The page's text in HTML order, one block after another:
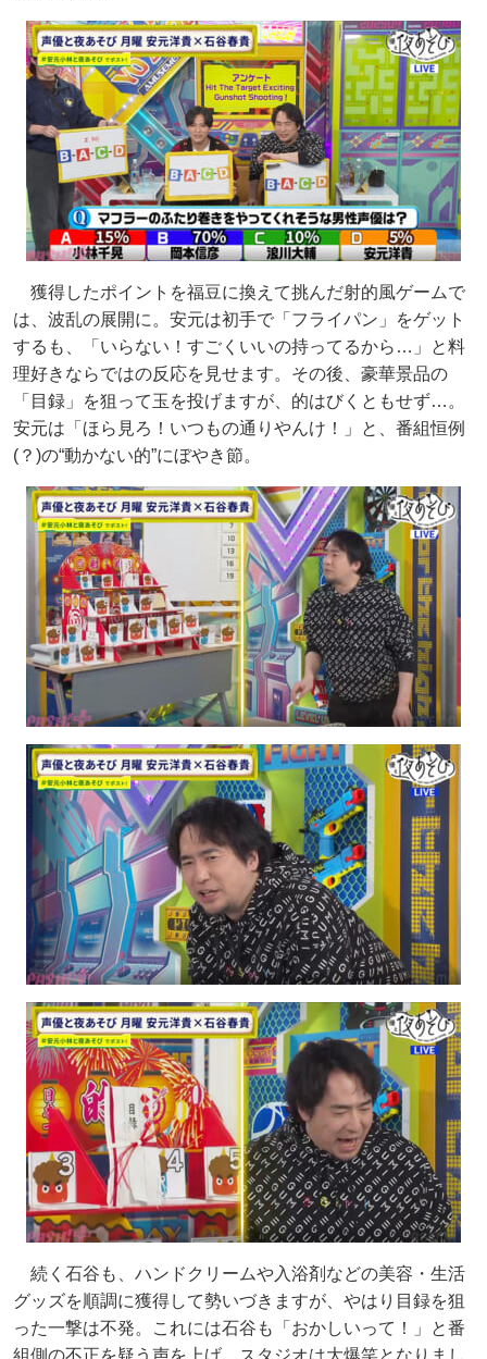
獲得したポイントを福豆に換えて挑んだ射的風ゲームで
は、波乱の展開に。安元は初手で「フライパン」をゲット
するも、「いらない！すごくいいの持ってるから…」と料
理好きならではの反応を見せます。その後、豪華景品の
「目録」を狙って玉を投げますが、的はびくともせず…。
安元は「ほら見ろ！いつもの通りやんけ！」と、番組恒例
(？)の“動かない的”にぼやき節。
続く石谷も、ハンドクリームや入浴剤などの美容・生活
グッズを順調に獲得して勢いづきますが、やはり目録を狙
った一撃は不発。これには石谷も「おかしいって！」と番
組側の不正を疑う声を上げ、スタジオは大爆笑となりまし